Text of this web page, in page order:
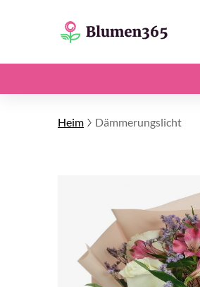
Heim Dämmerungslicht